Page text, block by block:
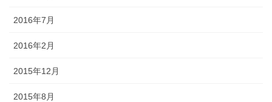
2016年7月
2016年2月
2015年12月
2015年8月